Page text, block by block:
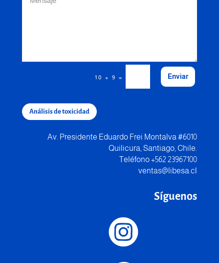
10 + 9 = Enviar
Análisis de toxicidad
Av. Presidente Eduardo Frei Montalva #6010
Quilicura, Santiago, Chile.
Teléfono +562 23967100
ventas@libesa.cl
Síguenos